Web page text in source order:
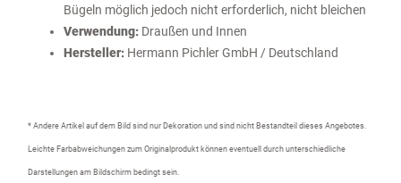
Bügeln möglich jedoch nicht erforderlich, nicht bleichen
Verwendung: Draußen und Innen
Hersteller: Hermann Pichler GmbH / Deutschland
* Andere Artikel auf dem Bild sind nur Dekoration und sind nicht Bestandteil dieses Angebotes.
Leichte Farbabweichungen zum Originalprodukt können eventuell durch unterschiedliche
Darstellungen am Bildschirm bedingt sein.